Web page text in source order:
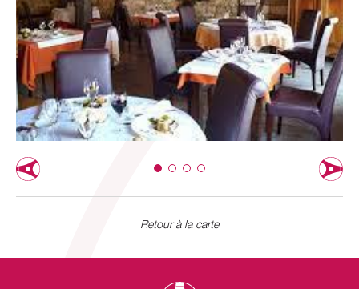
Retour à la carte